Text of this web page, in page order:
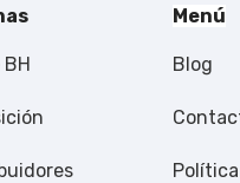
BH
Menú
Blog